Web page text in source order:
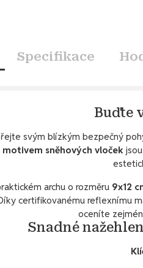
Specifikace
Buďte
svým blízkým bezpečný
motivem sněhových vločekjsou
archu o rozměru 9x12
certifikovanému reflexnímu
oceníte
Snadné